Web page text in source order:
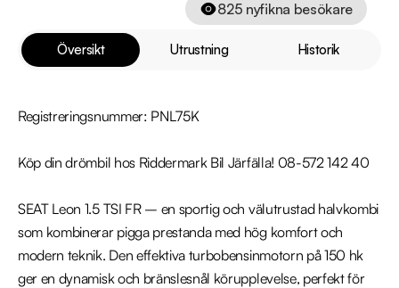
825 nyfikna besökare
Översikt Utrustning Historik
Registreringsnummer: PNL75K
Köp din drömbil hos Riddermark Bil Järfälla! 08-572 142 40
SEAT Leon 1.5 TSI FR – en sportig och välutrustad halvkombi
som kombinerar pigga prestanda med hög komfort och
modern teknik. Den effektiva turbobensinmotorn på 150 hk
ger en dynamisk och bränslesnål körupplevelse, perfekt för